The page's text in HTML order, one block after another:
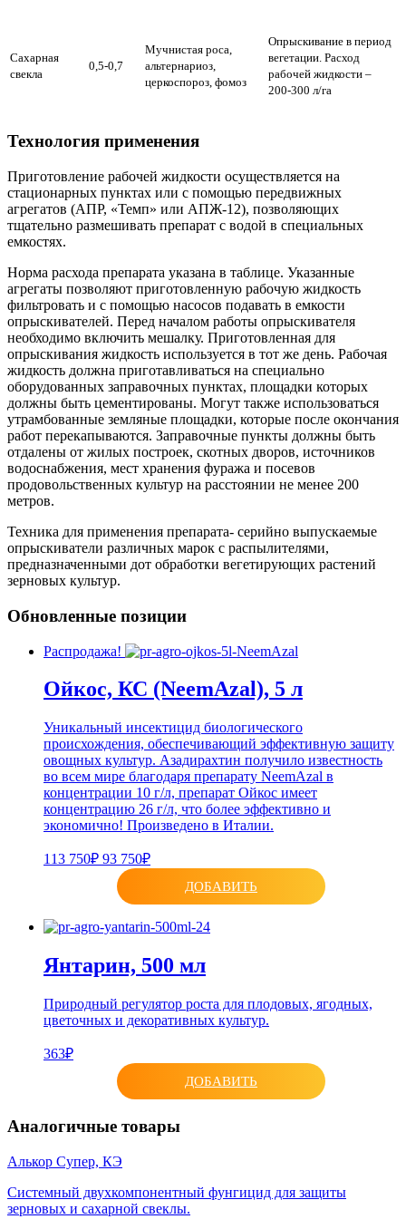
Сахарная
свекла
0,5-0,7
Мучнистая роса,
альтернариоз,
церкоспороз, фомоз
Опрыскивание в период
вегетации. Расход
рабочей жидкости –
200-300 л/га
Технология применения
Приготовление рабочей жидкости осуществляется на
стационарных пунктах или с помощью передвижных
агрегатов (АПР, «Темп» или АПЖ-12), позволяющих
тщательно размешивать препарат с водой в специальных
емкостях.
Норма расхода препарата указана в таблице. Указанные
агрегаты позволяют приготовленную рабочую жидкость
фильтровать и с помощью насосов подавать в емкости
опрыскивателей. Перед началом работы опрыскивателя
необходимо включить мешалку. Приготовленная для
опрыскивания жидкость используется в тот же день. Рабочая
жидкость должна приготавливаться на специально
оборудованных заправочных пунктах, площадки которых
должны быть цементированы. Могут также использоваться
утрамбованные земляные площадки, которые после окончания
работ перекапываются. Заправочные пункты должны быть
отдалены от жилых построек, скотных дворов, источников
водоснабжения, мест хранения фуража и посевов
продовольственных культур на расстоянии не менее 200
метров.
Техника для применения препарата- серийно выпускаемые
опрыскиватели различных марок с распылителями,
предназначенными дот обработки вегетирующих растений
зерновых культур.
Обновленные позиции
Распродажа!
Ойкос, КС (NeemAzal), 5 л
Уникальный инсектицид биологического
происхождения, обеспечивающий эффективную защиту
овощных культур. Азадирахтин получило известность
во всем мире благодаря препарату NeemAzal в
концентрации 10 г/л, препарат Ойкос имеет
концентрацию 26 г/л, что более эффективно и
экономично! Произведено в Италии.
113 750₽ 93 750₽
ДОБАВИТЬ
Янтарин, 500 мл
Природный регулятор роста для плодовых, ягодных,
цветочных и декоративных культур.
363₽
ДОБАВИТЬ
Аналогичные товары
Алькор Супер, КЭ
Системный двухкомпонентный фунгицид для защиты
зерновых и сахарной свеклы.